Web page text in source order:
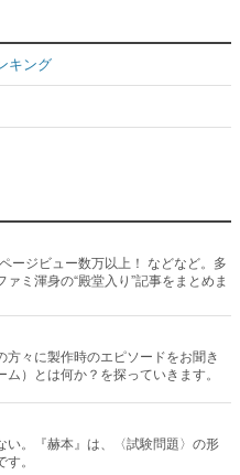
キング
ージビュー数万以上！ などなど。多
ミ渾身の“殿堂入り”記事をまとめま
方々に製作時のエピソードをお聞き
）とは何か？を探っていきます。
い。『赫本』は、〈試験問題〉の形
。